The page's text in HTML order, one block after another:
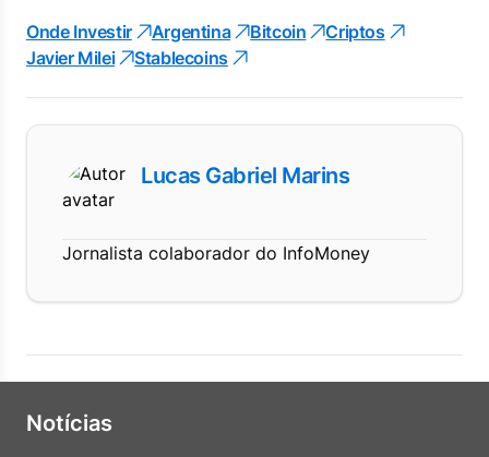
Onde Investir Argentina Bitcoin
Criptos
Javier Milei
Stablecoins
Lucas Gabriel Marins
Jornalista colaborador do InfoMoney
Notícias